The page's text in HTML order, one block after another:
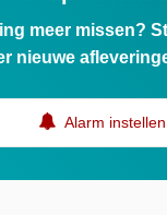
meer missen?
nieuwe
Alarm instellen